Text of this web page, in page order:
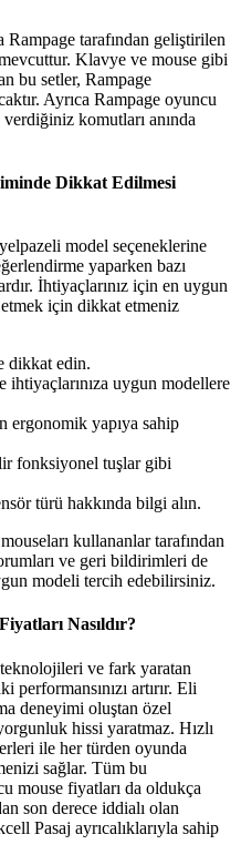
Rampage tarafından geliştirilen
Klavye ve mouse gibi
bu setler, Rampage
Ayrıca Rampage oyuncu
komutları anında
Dikkat Edilmesi
model seçeneklerine
yaparken bazı
İhtiyaçlarınız için en uygun
için dikkat etmeniz
dikkat edin.
ihtiyaçlarınıza uygun modellere
ergonomik yapıya sahip
fonksiyonel tuşlar gibi
türü hakkında bilgi alın.
kullananlar tarafından
ve geri bildirimleri de
modeli tercih edebilirsiniz.
Nasıldır?
ve fark yaratan
performansınızı artırır. Eli
deneyimi oluştan özel
hissi yaratmaz. Hızlı
ile her türden oyunda
sağlar. Tüm bu
mouse fiyatları da oldukça
son derece iddialı olan
Pasaj ayrıcalıklarıyla sahip